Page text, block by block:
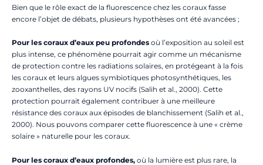
Bien que le rôle exact de la fluorescence chez les coraux fasse
encore l’objet de débats, plusieurs hypothèses ont été avancées ;
Pour les coraux d’eaux peu profondes où l’exposition au soleil est
plus intense, ce phénomène pourrait agir comme un mécanisme
de protection contre les radiations solaires, en protégeant à la fois
les coraux et leurs algues symbiotiques photosynthétiques, les
zooxanthelles, des rayons UV nocifs (Salih et al., 2000). Cette
protection pourrait également contribuer à une meilleure
résistance des coraux aux épisodes de blanchissement (Salih et al.,
2000). Nous pouvons comparer cette fluorescence à une « crème
solaire » naturelle pour les coraux.
Pour les coraux d’eaux profondes, où la lumière est plus rare, la